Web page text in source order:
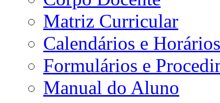
Matriz Curricular
Calendários e Horários
Formulários e
Manual do Aluno